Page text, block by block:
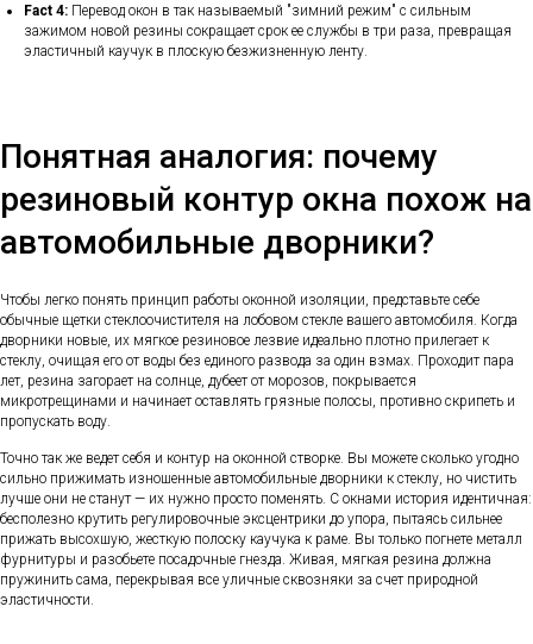
Fact 4: Перевод окон в так называемый "зимний режим" с сильным
зажимом новой резины сокращает срок ее службы в три раза, превращая
эластичный каучук в плоскую безжизненную ленту.
Понятная аналогия: почему
резиновый контур окна похож на
автомобильные дворники?
Чтобы легко понять принцип работы оконной изоляции, представьте себе
обычные щетки стеклоочистителя на лобовом стекле вашего автомобиля. Когда
дворники новые, их мягкое резиновое лезвие идеально плотно прилегает к
стеклу, очищая его от воды без единого развода за один взмах. Проходит пара
лет, резина загорает на солнце, дубеет от морозов, покрывается
микротрещинами и начинает оставлять грязные полосы, противно скрипеть и
пропускать воду.
Точно так же ведет себя и контур на оконной створке. Вы можете сколько угодно
сильно прижимать изношенные автомобильные дворники к стеклу, но чистить
лучше они не станут — их нужно просто поменять. С окнами история идентичная:
бесполезно крутить регулировочные эксцентрики до упора, пытаясь сильнее
прижать высохшую, жесткую полоску каучука к раме. Вы только погнете металл
фурнитуры и разобьете посадочные гнезда. Живая, мягкая резина должна
пружинить сама, перекрывая все уличные сквозняки за счет природной
эластичности.